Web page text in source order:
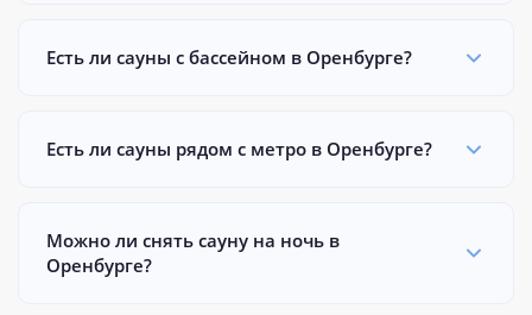
Есть ли сауны с бассейном в Оренбурге?
Есть ли сауны рядом с метро в Оренбурге?
Можно ли снять сауну на ночь в
Оренбурге?